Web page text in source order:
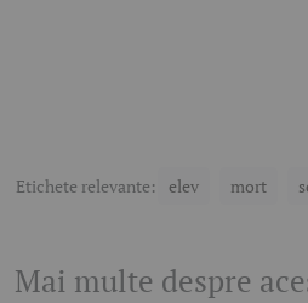
Etichete relevante: elev mort
Mai multe despre